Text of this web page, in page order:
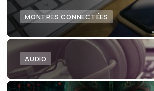
MONTRES CONNECTÉES
AUDIO